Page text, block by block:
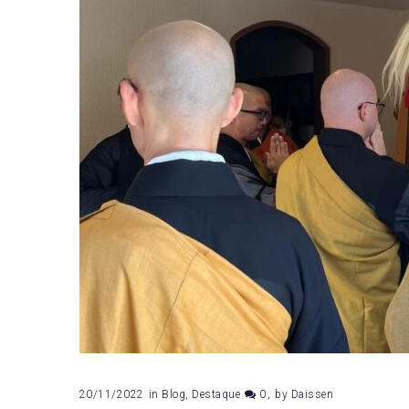
20/11/2022 in Blog, Destaque 0 by Daissen